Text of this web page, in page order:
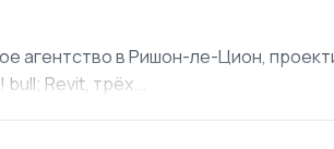
агентство в Ришон-ле-Цион,
Revit, трёх...